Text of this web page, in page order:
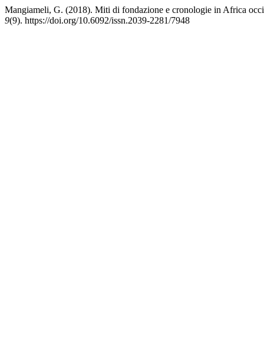
Mangiameli, G. (2018). Miti di fondazione e cronologie in Africa
9(9). https://doi.org/10.6092/issn.2039-2281/7948